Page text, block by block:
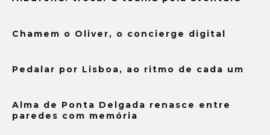
Chamem o Oliver, o concierge digital
Pedalar por Lisboa, ao ritmo de cada um
Alma de Ponta Delgada renasce entre
paredes com memória